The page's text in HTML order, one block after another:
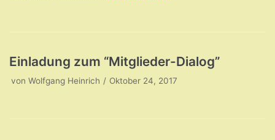
Einladung zum “Mitglieder-Dialog”
von Wolfgang Heinrich Oktober 24, 2017